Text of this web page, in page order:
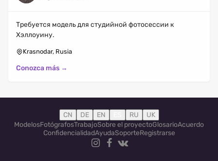
Требуется модель для студийной фотосессии к
Хэллоуину.
Krasnodar, Rusia
Conozca más →
CN DE EN RU
UK
ModelosFotógrafosTrabajoSobre el proyectoGlosarioAcuerdo
ConfidencialidadAyudaSoporteRegistrarse